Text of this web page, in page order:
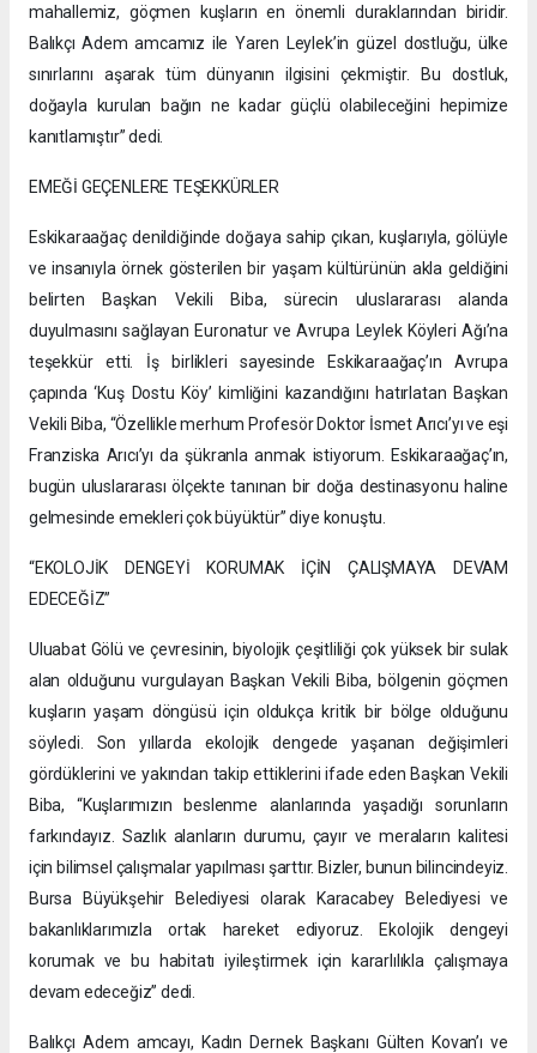
mahallemiz, göçmen kuşların en önemli duraklarından biridir.
Balıkçı Adem amcamız ile Yaren Leylek’in güzel dostluğu, ülke
sınırlarını aşarak tüm dünyanın ilgisini çekmiştir. Bu dostluk,
doğayla kurulan bağın ne kadar güçlü olabileceğini hepimize
kanıtlamıştır” dedi.
EMEĞİ GEÇENLERE TEŞEKKÜRLER
Eskikaraağaç denildiğinde doğaya sahip çıkan, kuşlarıyla, gölüyle
ve insanıyla örnek gösterilen bir yaşam kültürünün akla geldiğini
belirten Başkan Vekili Biba, sürecin uluslararası alanda
duyulmasını sağlayan Euronatur ve Avrupa Leylek Köyleri Ağı’na
teşekkür etti. İş birlikleri sayesinde Eskikaraağaç’ın Avrupa
çapında ‘Kuş Dostu Köy’ kimliğini kazandığını hatırlatan Başkan
Vekili Biba, “Özellikle merhum Profesör Doktor İsmet Arıcı’yı ve eşi
Franziska Arıcı’yı da şükranla anmak istiyorum. Eskikaraağaç’ın,
bugün uluslararası ölçekte tanınan bir doğa destinasyonu haline
gelmesinde emekleri çok büyüktür” diye konuştu.
“EKOLOJİK DENGEYİ KORUMAK İÇİN ÇALIŞMAYA DEVAM
EDECEĞİZ”
Uluabat Gölü ve çevresinin, biyolojik çeşitliliği çok yüksek bir sulak
alan olduğunu vurgulayan Başkan Vekili Biba, bölgenin göçmen
kuşların yaşam döngüsü için oldukça kritik bir bölge olduğunu
söyledi. Son yıllarda ekolojik dengede yaşanan değişimleri
gördüklerini ve yakından takip ettiklerini ifade eden Başkan Vekili
Biba, “Kuşlarımızın beslenme alanlarında yaşadığı sorunların
farkındayız. Sazlık alanların durumu, çayır ve meraların kalitesi
için bilimsel çalışmalar yapılması şarttır. Bizler, bunun bilincindeyiz.
Bursa Büyükşehir Belediyesi olarak Karacabey Belediyesi ve
bakanlıklarımızla ortak hareket ediyoruz. Ekolojik dengeyi
korumak ve bu habitatı iyileştirmek için kararlılıkla çalışmaya
devam edeceğiz” dedi.
Balıkçı Adem amcayı, Kadın Dernek Başkanı Gülten Kovan’ı ve